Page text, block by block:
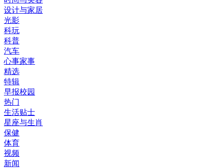
设计与家居
光影
科玩
科普
汽车
心事家事
精选
特辑
早报校园
热门
生活贴士
星座与生肖
保健
体育
视频
新闻